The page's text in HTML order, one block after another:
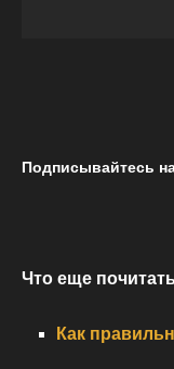
Подписывайтесь
Что еще
Как